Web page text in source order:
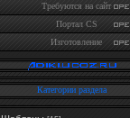
Требуются на сайт
Портал CS
Изготовление
Категории раздела